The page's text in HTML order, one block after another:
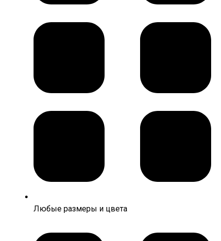
Любые размеры и цвета